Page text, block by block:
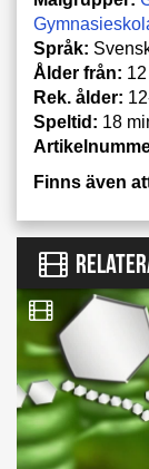
Språk:
Ålder från: 12
Rek. ålder:
Speltid: 18
Finns även